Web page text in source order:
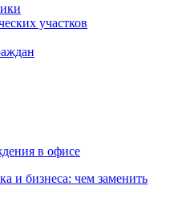
участков
в офисе
и бизнеса: чем заменить